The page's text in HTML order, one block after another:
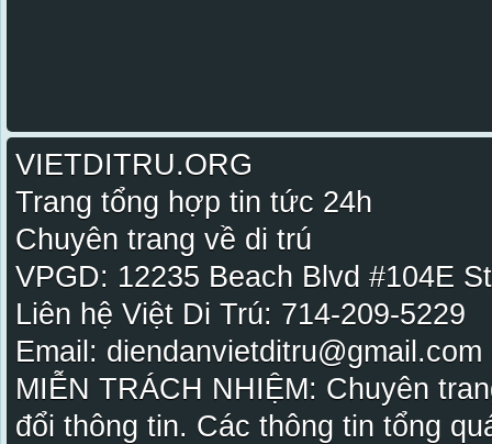
VIETDITRU.ORG
Trang tổng hợp tin tức 24h
Chuyên trang về di trú
VPGD: 12235 Beach Blvd #104E
Liên hệ Việt Di Trú: 714-209-5229
Email:
MIỄN TRÁCH NHIỆM: Chuyên
đổi thông tin. Các thông tin tổng